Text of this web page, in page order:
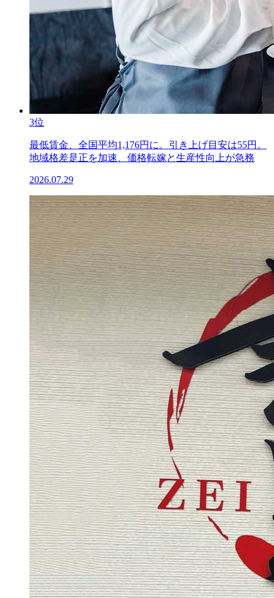
3位
最低賃金、全国平均1,176円に。引き上げ目安は55円。
地域格差是正を加速、価格転嫁と生産性向上が急務
2026.07.29